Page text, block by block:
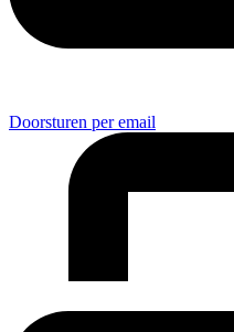
Doorsturen per email